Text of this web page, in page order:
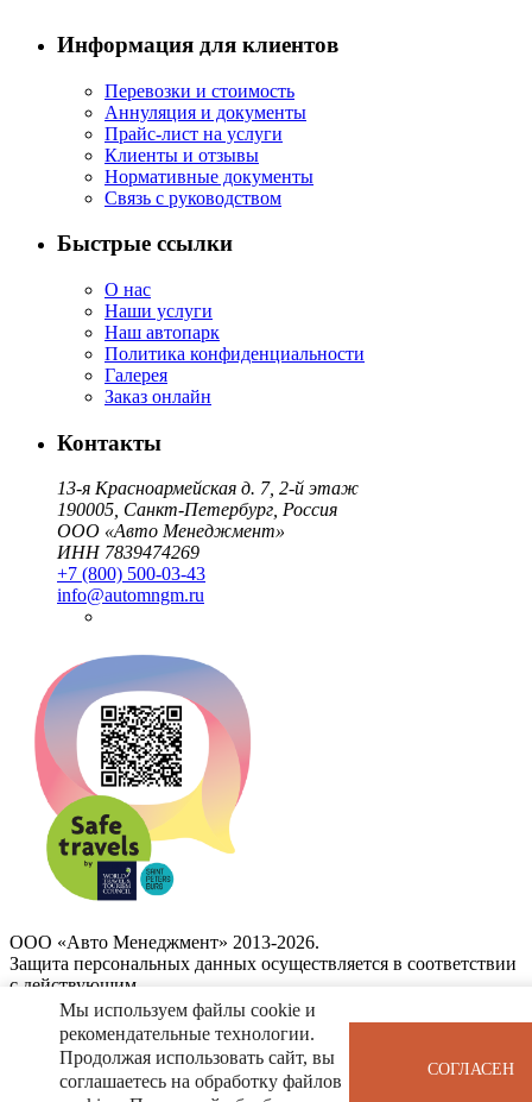
Информация для клиентов
Перевозки и стоимость
Аннуляция и документы
Прайс-лист на услуги
Клиенты и отзывы
Нормативные документы
Связь с руководством
Быстрые ссылки
О нас
Наши услуги
Наш автопарк
Политика конфиденциальности
Галерея
Заказ онлайн
Контакты
13-я Красноармейская д. 7, 2-й этаж
190005, Санкт-Петербург, Россия
ООО «Авто Менеджмент»
ИНН 7839474269
+7 (800) 500-03-43
info@automngm.ru
ООО «Авто Менеджмент» 2013-2026.
Защита персональных данных осуществляется в соответствии
с действующим
законодательством и Федеральным законом от 27.07.2006 N
152-ФЗ "О персональных данных".
Мы используем файлы cookie и
рекомендательные технологии.
Продолжая использовать сайт, вы
соглашаетесь на обработку файлов
СОГЛАСЕН